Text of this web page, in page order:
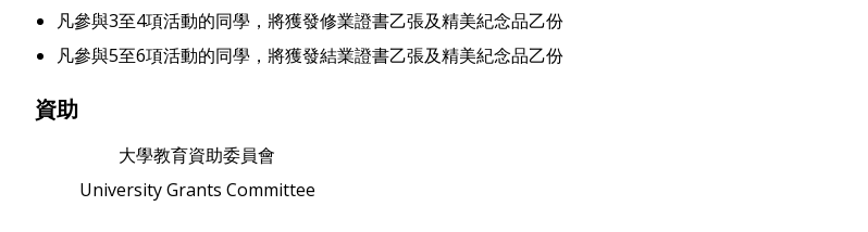
凡參與3至4項活動的同學，將獲發修業證書乙張及精美紀念品乙份
凡參與5至6項活動的同學，將獲發結業證書乙張及精美紀念品乙份
資助
大學教育資助委員會
University Grants Committee